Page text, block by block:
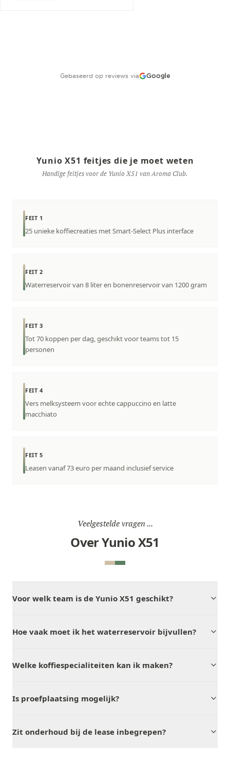
Gebaseerd op reviews via Google
Yunio X51 feitjes die je moet weten
Handige feitjes voor de Yunio X51 van Aroma Club.
FEIT 1
25 unieke koffiecreaties met Smart-Select Plus interface
FEIT 2
Waterreservoir van 8 liter en bonenreservoir van 1200 gram
FEIT 3
Tot 70 koppen per dag, geschikt voor teams tot 15
personen
FEIT 4
Vers melksysteem voor echte cappuccino en latte
macchiato
FEIT 5
Leasen vanaf 73 euro per maand inclusief service
Veelgestelde vragen ...
Over Yunio X51
Voor welk team is de Yunio X51 geschikt?
Hoe vaak moet ik het waterreservoir bijvullen?
Welke koffiespecialiteiten kan ik maken?
Is proefplaatsing mogelijk?
Zit onderhoud bij de lease inbegrepen?